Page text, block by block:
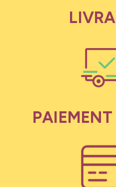
PAIEMENT